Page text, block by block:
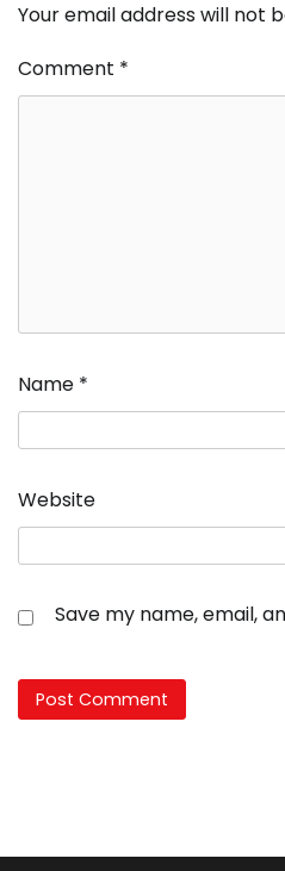
Your email address will not
Comment *
Name *
Website
Save my name, email,